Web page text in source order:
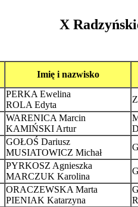
X
Imię i nazwisko
PERKA Ewelina
ROLA Edyta
WARENICA Marcin
KAMIŃSKI Artur
GOŁOŚ Dariusz
MUSIATOWICZ Michał
PYRKOSZ Agnieszka
MARCZUK Karolina
ORACZEWSKA Marta
PIENIAK Katarzyna